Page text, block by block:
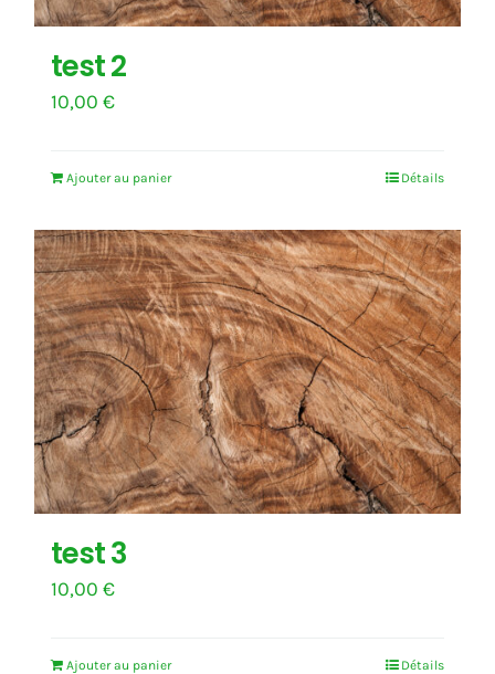
test 2
10,00 €
Ajouter au panier Détails
test 3
10,00 €
Ajouter au panier Détails